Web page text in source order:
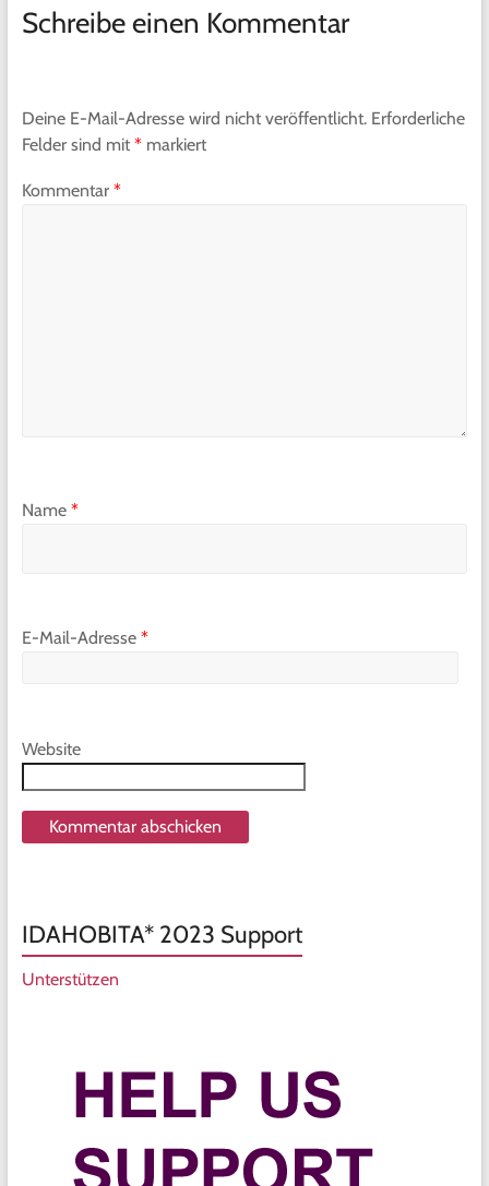
Schreibe einen Kommentar
Deine E-Mail-Adresse wird nicht veröffentlicht. Erforderliche
Felder sind mit *markiert
Kommentar *
Name *
E-Mail-Adresse *
Website
IDAHOBITA* 2023 Support
Unterstützen